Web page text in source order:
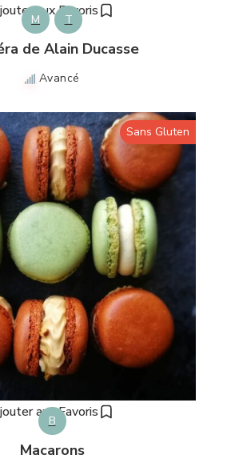
aux Favoris
M T
de Alain Ducasse
Avancé
aux Favoris
Sans Gluten
B
Macarons